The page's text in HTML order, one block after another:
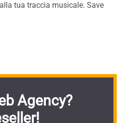
tua traccia musicale. Save
Agency?